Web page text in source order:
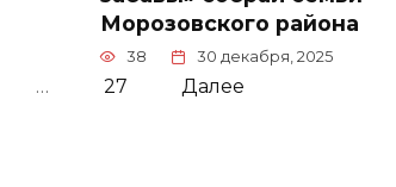
Морозовского района
38 30 декабря, 2025
… 27 Далее